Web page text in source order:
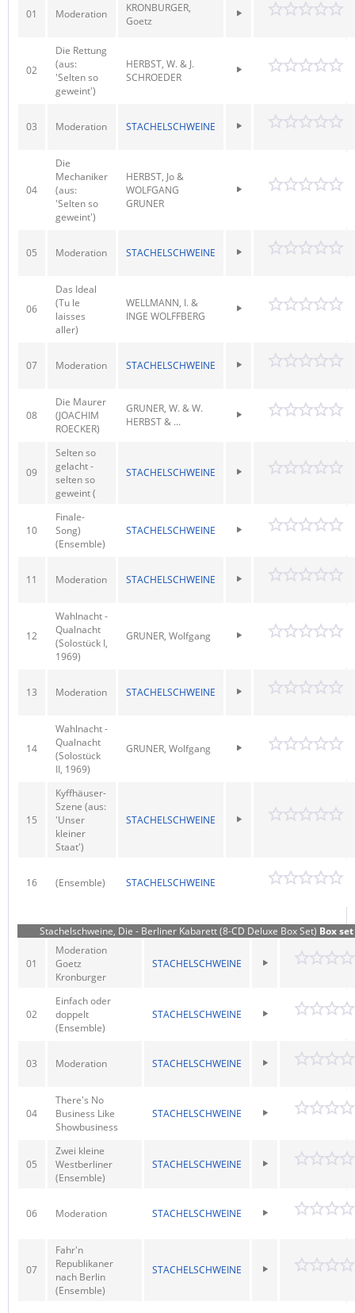
01 Moderation
KRONBURGER,
Goetz
02
Die Rettung
(aus:
'Selten so
geweint')
HERBST, W. & J.
SCHROEDER
03 Moderation STACHELSCHWEINE
04
Die
Mechaniker
(aus:
'Selten so
geweint')
HERBST, Jo &
WOLFGANG
GRUNER
05 Moderation STACHELSCHWEINE
06
Das Ideal
(Tu le
laisses
aller)
WELLMANN, I. &
INGE WOLFFBERG
07 Moderation STACHELSCHWEINE
08
Die Maurer
(JOACHIM
ROECKER)
GRUNER, W. & W.
HERBST & ...
09
Selten so
gelacht -
selten so
geweint (
STACHELSCHWEINE
10
Finale-
Song)
(Ensemble)
STACHELSCHWEINE
11 Moderation STACHELSCHWEINE
12
Wahlnacht -
Qualnacht
(Solostück I,
1969)
GRUNER, Wolfgang
13 Moderation STACHELSCHWEINE
14
Wahlnacht -
Qualnacht
(Solostück
II, 1969)
GRUNER, Wolfgang
15
Kyffhäuser-
Szene (aus:
'Unser
kleiner
Staat')
STACHELSCHWEINE
16 (Ensemble) STACHELSCHWEINE
Stachelschweine, Die - Berliner Kabarett (8-CD Deluxe Box Set) Box
01
Moderation
Goetz
Kronburger
STACHELSCHWEINE
02
Einfach oder
doppelt
(Ensemble)
STACHELSCHWEINE
03 Moderation STACHELSCHWEINE
04
There's No
Business Like
Showbusiness
STACHELSCHWEINE
05
Zwei kleine
Westberliner
(Ensemble)
STACHELSCHWEINE
06 Moderation STACHELSCHWEINE
07
Fahr'n
Republikaner
nach Berlin
(Ensemble)
STACHELSCHWEINE